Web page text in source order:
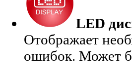
LED
Отображает
ошибок. Может